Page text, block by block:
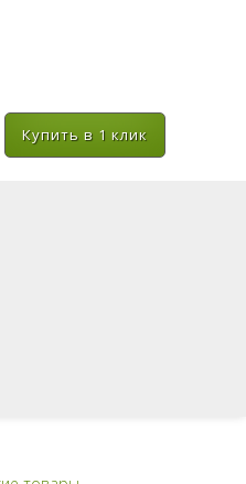
Купить в 1 клик